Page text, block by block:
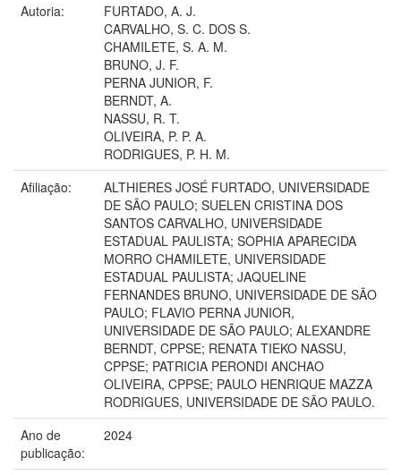
Autoria:
FURTADO, A. J.
CARVALHO, S. C. DOS S.
CHAMILETE, S. A. M.
BRUNO, J. F.
PERNA JUNIOR, F.
BERNDT, A.
NASSU, R. T.
OLIVEIRA, P. P. A.
RODRIGUES, P. H. M.
Afiliação:
ALTHIERES JOSÉ FURTADO, UNIVERSIDADE
DE SÃO PAULO; SUELEN CRISTINA DOS
SANTOS CARVALHO, UNIVERSIDADE
ESTADUAL PAULISTA; SOPHIA APARECIDA
MORRO CHAMILETE, UNIVERSIDADE
ESTADUAL PAULISTA; JAQUELINE
FERNANDES BRUNO, UNIVERSIDADE DE SÃO
PAULO; FLAVIO PERNA JUNIOR,
UNIVERSIDADE DE SÃO PAULO; ALEXANDRE
BERNDT, CPPSE; RENATA TIEKO NASSU,
CPPSE; PATRICIA PERONDI ANCHAO
OLIVEIRA, CPPSE; PAULO HENRIQUE MAZZA
RODRIGUES, UNIVERSIDADE DE SÃO PAULO.
Ano de
publicação:
2024